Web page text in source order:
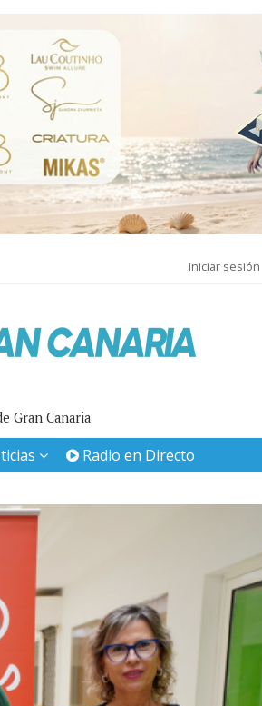
Iniciar sesión
Gran Canaria
Radio en Directo